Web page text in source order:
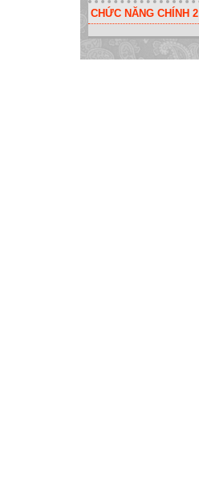
CHỨC NĂNG CHÍNH 2